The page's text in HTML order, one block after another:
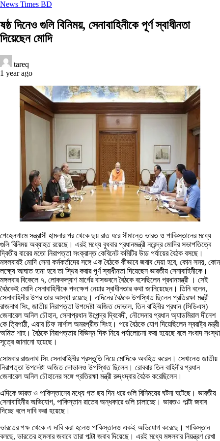
News Times BD
ষষ্ঠ দিনেও গুলি বিনিময়, সেনাবাহিনীকে পূর্ণ স্বাধীনতা
দিয়েছেন মোদি
tareq
1 year ago
পেহেলগামে সন্ত্রাসী হামলার পর থেকে ছয় রাত ধরে সীমান্তে ভারত ও পাকিস্তানের মধ্যে
গুলি বিনিময় অব্যাহত রয়েছে। এরই মধ্যে বুধবার প্রধানমন্ত্রী নরেন্দ্র মোদির সভাপতিত্বে
দ্বিতীয় বারের মতো নিরাপত্তা সংক্রান্ত কেবিনেট কমিটির উচ্চ পর্যায়ের বৈঠক বসছে।
মঙ্গলবারই মোদি সেনা কর্মকর্তাদের সঙ্গে এক বৈঠকে কীভাবে জবাব দেয়া হবে, কোন সময়, কোন
লক্ষ্যে আঘাত হানা হবে তা স্থির করার পূর্ণ স্বাধীনতা দিয়েছেন ভারতীয় সেনাবাহিনীকে।
মঙ্গলবার বিকেলে ৭, লোককল্যাণ মার্গের বাসভবনে বৈঠকে বসেছিলেন প্রধানমন্ত্রী । সেই
বৈঠকেই মোদি সেনাবাহিনীকে পদক্ষেপ নেয়ার স্বাধীনতার কথা জানিয়েছেন। তিনি বলেন,
সেনাবাহিনীর উপর তার আস্থা রয়েছে। এদিনের বৈঠকে উপস্থিত ছিলেন প্রতিরক্ষা মন্ত্রী
রাজনাথ সিং, জাতীয় নিরাপত্তা উপদেষ্টা অজিত দোভাল, তিন বাহিনীর প্রধান (সিডিএস)
জেনারেল অনিল চৌহান, সেনাপ্রধান উপেন্দ্র দ্বিবেদী, নৌসেনার প্রধান অ্যাডমিরাল দীনেশ
কে ত্রিপাঠী, এয়ার চিফ মার্শাল অমরপ্রীত সিংহ। পরে বৈঠকে যোগ দিয়েছিলেন স্বরাষ্ট্র মন্ত্রী
অমিত শাহ। বৈঠকে নিরাপত্তার বিভিন্ন দিক নিয়ে পর্যালোচনা করা হয়েছে বলে সংবাদ সংস্থা
সূত্রে জানানো হয়েছে।
সোমবার রাজনাথ সিং সেনাবাহিনীর প্রস্তুতি নিয়ে মোদিকে অবহিত করেন। সেখানেও জাতীয়
নিরাপত্তা উপদেষ্টা অজিত দোভালও উপস্থিত ছিলেন। রোববার তিন বাহিনীর প্রধান
জেনারেল অনিল চৌহানের সঙ্গে প্রতিরক্ষা মন্ত্রী রুদ্ধদ্বার বৈঠক করেছিলেন।
এদিকে ভারত ও পাকিস্তানের মধ্যে গত ছয় দিন ধরে গুলি বিনিময়ের ঘটনা ঘটেছে। ভারতীয়
সেনাবাহিনীর অভিযোগ, পাকিস্তান রাতের অন্ধকারে গুলি চালাচ্ছে। ভারতও পাল্টা জবাব
দিচ্ছে বলে দাবি করা হয়েছে।
ভারতের পক্ষ থেকে এ দাবি করা হলেও পাকিস্তানও একই অভিযোগ করেছে। পাকিস্তান
বলছে, ভারতের হামলার জবাবে তারা পাল্টা জবাব দিয়েছে। এরই মধ্যে মঙ্গলবার নিয়ন্ত্রণ রেখা